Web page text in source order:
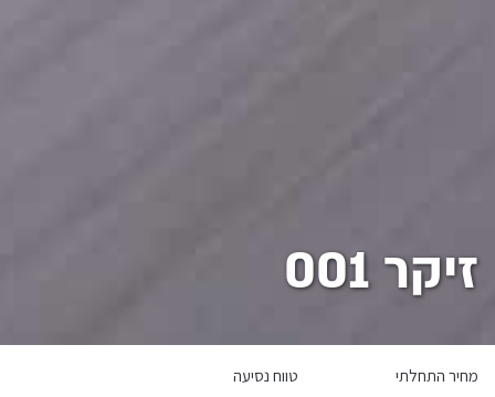
זיקר 001
מחיר התחלתי טווח נסיעה